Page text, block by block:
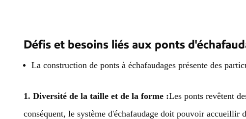
Défis et besoins liés aux ponts
La construction de ponts à échafaudages présente des
1. Diversité de la taille et de la forme :Les ponts revêtent
conséquent, le système d'échafaudage doit pouvoir